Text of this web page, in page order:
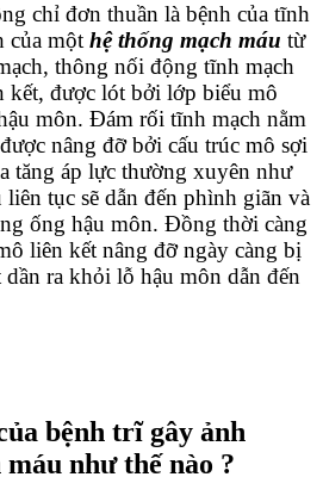
chỉ đơn thuần là bệnh của tĩnh
của một hệ thống mạch máu từ
thông nối động tĩnh mạch
kết, được lót bởi lớp biểu mô
môn. Đám rối tĩnh mạch nằm
nâng đỡ bởi cấu trúc mô sợi
tăng áp lực thường xuyên như
tục sẽ dẫn đến phình giãn và
ống hậu môn. Đồng thời càng
liên kết nâng đỡ ngày càng bị
ra khỏi lỗ hậu môn dẫn đến
bệnh trĩ gây ảnh
như thế nào ?